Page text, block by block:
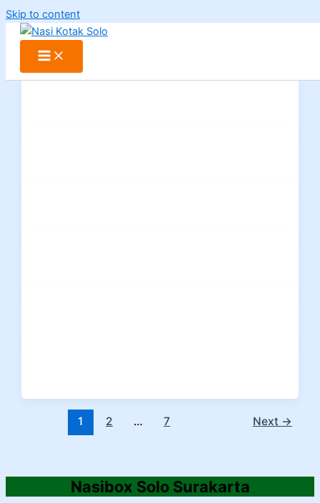
Skip to content
1 2 … 7 Next →
Nasibox Solo Surakarta